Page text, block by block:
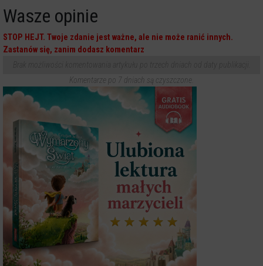
Wasze opinie
STOP HEJT. Twoje zdanie jest ważne, ale nie może ranić innych.
Zastanów się, zanim dodasz komentarz
Komentarze po 7 dniach są czyszczone.